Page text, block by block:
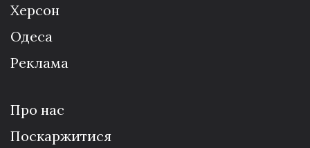
Херсон
Одеса
Реклама
Про нас
Поскаржитися